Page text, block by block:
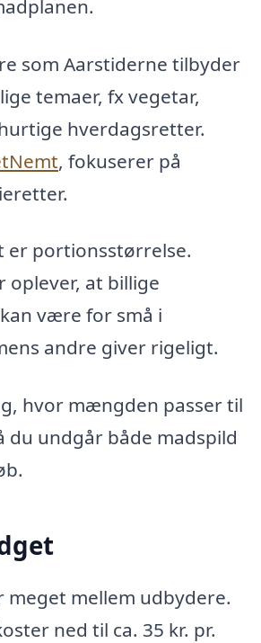
som Aarstiderne tilbyder
temaer, fx vegetar,
hverdagsretter.
, fokuserer på
er portionsstørrelse.
oplever, at billige
være for små i
andre giver rigeligt.
hvor mængden passer til
du undgår både madspild
meget mellem udbydere.
ned til ca. 35 kr. pr.